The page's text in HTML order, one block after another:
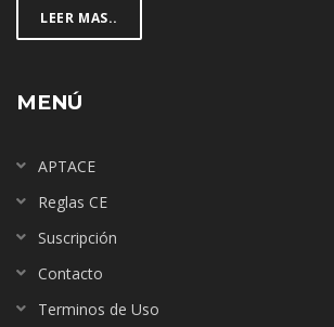
LEER MAS..
MENÚ
APTACE
Reglas CE
Suscripción
Contacto
Terminos de Uso